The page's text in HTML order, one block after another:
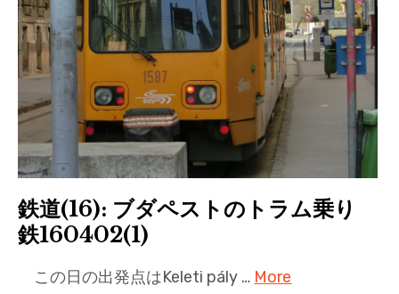
鉄道(16): ブダペストのトラム乗り
鉄160402(1)
この日の出発点はKeleti pály … More